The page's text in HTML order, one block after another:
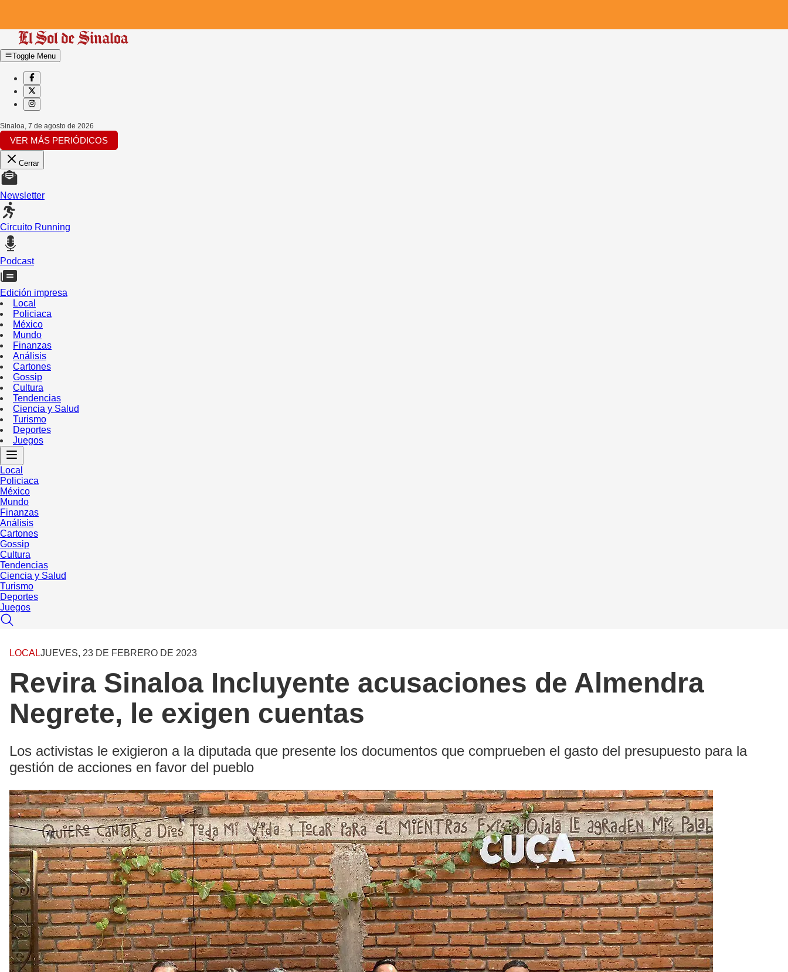
Toggle Menu
Sinaloa, 7 de agosto de 2026
VER MÁS PERIÓDICOS
Cerrar
Newsletter
Circuito Running
Podcast
Edición impresa
Local
Policiaca
México
Mundo
Finanzas
Análisis
Cartones
Gossip
Cultura
Tendencias
Ciencia y Salud
Turismo
Deportes
Juegos
Local
Policiaca
México
Mundo
Finanzas
Análisis
Cartones
Gossip
Cultura
Tendencias
Ciencia y Salud
Turismo
Deportes
Juegos
LOCALJUEVES, 23 DE FEBRERO DE 2023
Revira Sinaloa Incluyente acusaciones de Almendra
Negrete, le exigen cuentas
Los activistas le exigieron a la diputada que presente los documentos que comprueben el gasto del presupuesto para la
gestión de acciones en favor del pueblo